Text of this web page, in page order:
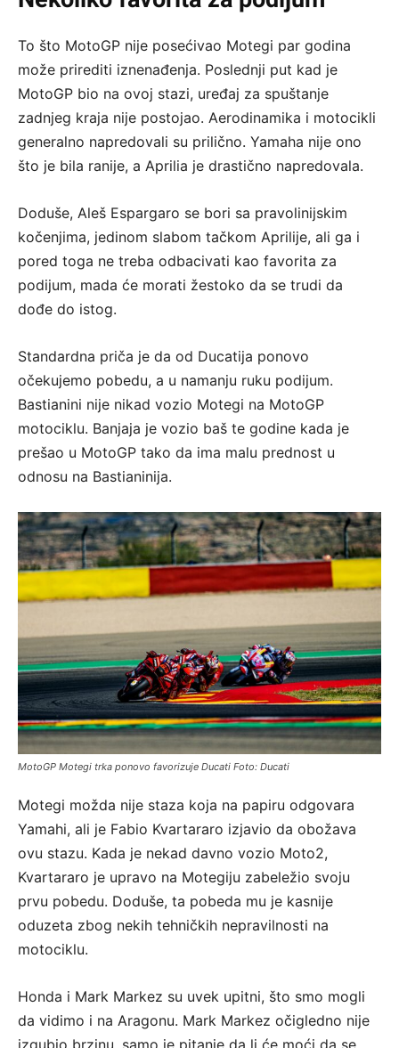
To što MotoGP nije posećivao Motegi par godina
može prirediti iznenađenja. Poslednji put kad je
MotoGP bio na ovoj stazi, uređaj za spuštanje
zadnjeg kraja nije postojao. Aerodinamika i motocikli
generalno napredovali su prilično. Yamaha nije ono
što je bila ranije, a Aprilia je drastično napredovala.
Doduše, Aleš Espargaro se bori sa pravolinijskim
kočenjima, jedinom slabom tačkom Aprilije, ali ga i
pored toga ne treba odbacivati kao favorita za
podijum, mada će morati žestoko da se trudi da
dođe do istog.
Standardna priča je da od Ducatija ponovo
očekujemo pobedu, a u namanju ruku podijum.
Bastianini nije nikad vozio Motegi na MotoGP
motociklu. Banjaja je vozio baš te godine kada je
prešao u MotoGP tako da ima malu prednost u
odnosu na Bastianinija.
MotoGP Motegi trka ponovo favorizuje Ducati Foto: Ducati
Motegi možda nije staza koja na papiru odgovara
Yamahi, ali je Fabio Kvartararo izjavio da obožava
ovu stazu. Kada je nekad davno vozio Moto2,
Kvartararo je upravo na Motegiju zabeležio svoju
prvu pobedu. Doduše, ta pobeda mu je kasnije
oduzeta zbog nekih tehničkih nepravilnosti na
motociklu.
Honda i Mark Markez su uvek upitni, što smo mogli
da vidimo i na Aragonu. Mark Markez očigledno nije